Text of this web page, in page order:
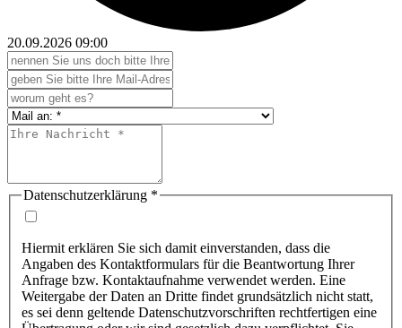
20.09.2026 09:00
Datenschutzerklärung *
Hiermit erklären Sie sich damit einverstanden, dass die
Angaben des Kontaktformulars für die Beantwortung Ihrer
Anfrage bzw. Kontaktaufnahme verwendet werden. Eine
Weitergabe der Daten an Dritte findet grundsätzlich nicht statt,
es sei denn geltende Datenschutzvorschriften rechtfertigen eine